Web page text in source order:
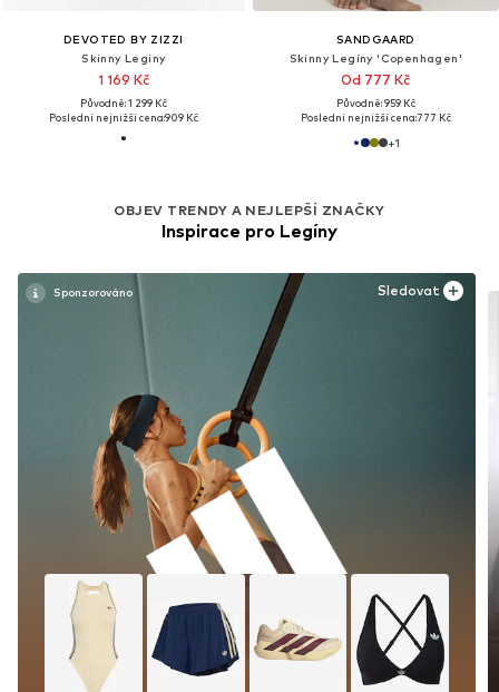
DEVOTED BY ZIZZI
Skinny Legíny
1 169 Kč
Původně: 1 299 Kč
Poslední nejnižší cena:909 Kč
SANDGAARD
Skinny Legíny 'Copenhagen'
Od 777 Kč
Původně: 959 Kč
Poslední nejnižší cena:777 Kč
+1
OBJEV TRENDY A NEJLEPŠÍ ZNAČKY
Inspirace pro Legíny
Sledovat